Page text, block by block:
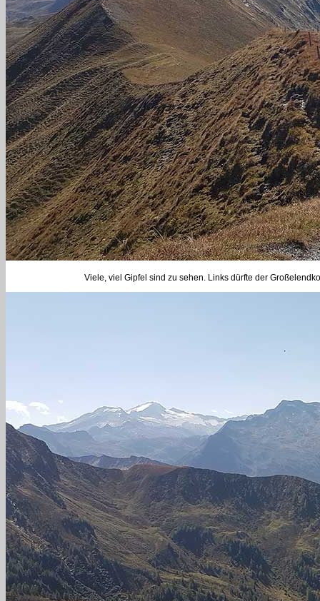
Viele, viel Gipfel sind zu sehen. Links dürfte der